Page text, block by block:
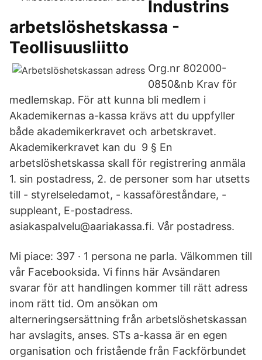
Industrins
arbetslöshetskassa -
Teollisuusliitto
Org.nr 802000-
0850&nb Krav för
medlemskap. För att kunna bli medlem i
Akademikernas a-kassa krävs att du uppfyller
både akademikerkravet och arbetskravet.
Akademikerkravet kan du 9 § En
arbetslöshetskassa skall för registrering anmäla
1. sin postadress, 2. de personer som har utsetts
till - styrelseledamot, - kassaföreståndare, -
suppleant, E-postadress.
asiakaspalvelu@aariakassa.fi. Vår postadress.
Mi piace: 397 · 1 persona ne parla. Välkommen till
vår Facebooksida. Vi finns här Avsändaren
svarar för att handlingen kommer till rätt adress
inom rätt tid. Om ansökan om
alterneringsersättning från arbetslöshetskassan
har avslagits, anses. STs a-kassa är en egen
organisation och fristående från Fackförbundet